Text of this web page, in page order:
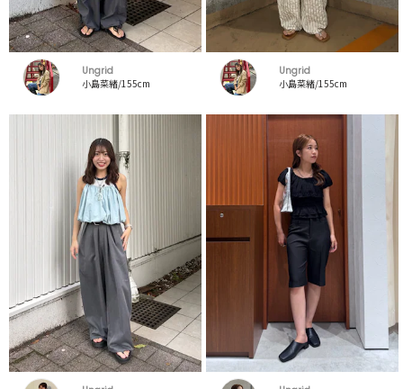
Ungrid
小島菜緒/155cm
Ungrid
小島菜緒/155cm